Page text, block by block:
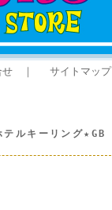
せ ｜ サイトマップ
ルキーリング★GB